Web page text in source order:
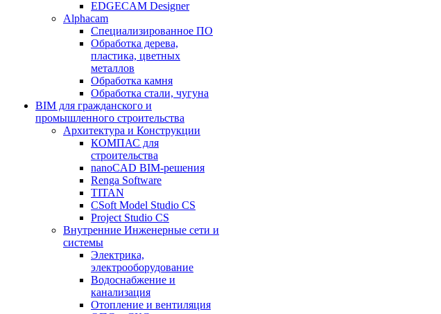
EDGECAM Designer
Alphacam
Специализированное ПО
Обработка дерева,
пластика, цветных
металлов
Обработка камня
Обработка стали, чугуна
BIM для гражданского и
промышленного строительства
Архитектура и Конструкции
КОМПАС для
строительства
nanoCAD BIM-решения
Renga Software
TITAN
CSoft Model Studio CS
Project Studio CS
Внутренние Инженерные сети и
системы
Электрика,
электрооборудование
Водоснабжение и
канализация
Отопление и вентиляция